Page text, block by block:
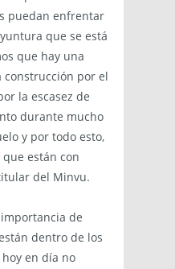
puedan enfrentar
que se está
que hay una
por el
la escasez de
durante mucho
y por todo esto,
están con
del Minvu.
de
dentro de los
en día no